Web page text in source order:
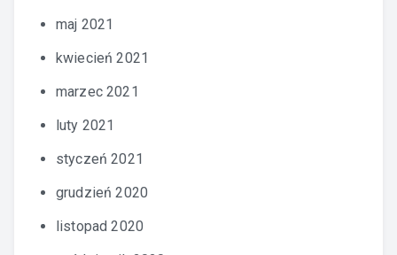
maj 2021
kwiecień 2021
marzec 2021
luty 2021
styczeń 2021
grudzień 2020
listopad 2020